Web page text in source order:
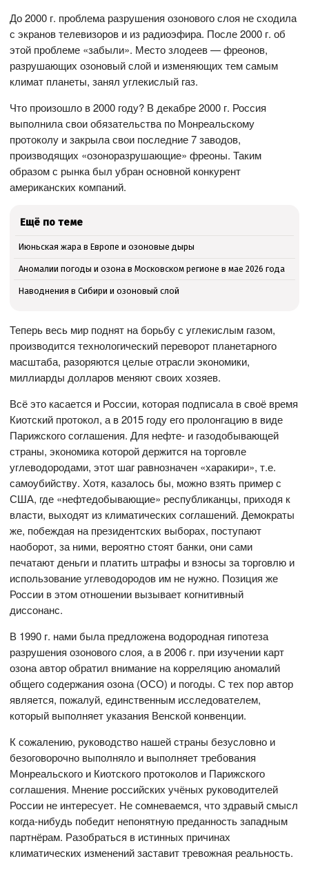
До 2000 г. проблема разрушения озонового слоя не сходила
с экранов телевизоров и из радиоэфира. После 2000 г. об
этой проблеме «забыли». Место злодеев — фреонов,
разрушающих озоновый слой и изменяющих тем самым
климат планеты, занял углекислый газ.
Что произошло в 2000 году? В декабре 2000 г. Россия
выполнила свои обязательства по Монреальскому
протоколу и закрыла свои последние 7 заводов,
производящих «озоноразрушающие» фреоны. Таким
образом с рынка был убран основной конкурент
американских компаний.
Ещё по теме
Июньская жара в Европе и озоновые дыры
Аномалии погоды и озона в Московском регионе в мае 2026 года
Наводнения в Сибири и озоновый слой
Теперь весь мир поднят на борьбу с углекислым газом,
производится технологический переворот планетарного
масштаба, разоряются целые отрасли экономики,
миллиарды долларов меняют своих хозяев.
Всё это касается и России, которая подписала в своё время
Киотский протокол, а в 2015 году его пролонгацию в виде
Парижского соглашения. Для нефте- и газодобывающей
страны, экономика которой держится на торговле
углеводородами, этот шаг равнозначен «харакири», т.е.
самоубийству. Хотя, казалось бы, можно взять пример с
США, где «нефтедобывающие» республиканцы, приходя к
власти, выходят из климатических соглашений. Демократы
же, побеждая на президентских выборах, поступают
наоборот, за ними, вероятно стоят банки, они сами
печатают деньги и платить штрафы и взносы за торговлю и
использование углеводородов им не нужно. Позиция же
России в этом отношении вызывает когнитивный
диссонанс.
В 1990 г. нами была предложена водородная гипотеза
разрушения озонового слоя, а в 2006 г. при изучении карт
озона автор обратил внимание на корреляцию аномалий
общего содержания озона (ОСО) и погоды. С тех пор автор
является, пожалуй, единственным исследователем,
который выполняет указания Венской конвенции.
К сожалению, руководство нашей страны безусловно и
безоговорочно выполняло и выполняет требования
Монреальского и Киотского протоколов и Парижского
соглашения. Мнение российских учёных руководителей
России не интересует. Не сомневаемся, что здравый смысл
когда-нибудь победит непонятную преданность западным
партнёрам. Разобраться в истинных причинах
климатических изменений заставит тревожная реальность.